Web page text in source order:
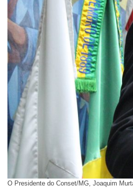
O Presidente do Conset/MG, Joaquim